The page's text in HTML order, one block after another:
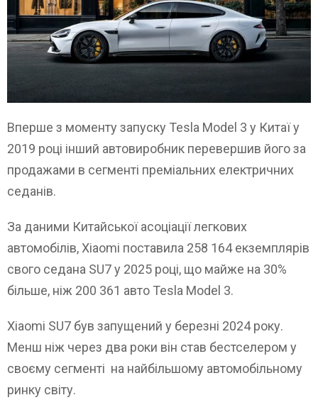
Вперше з моменту запуску Tesla Model 3 у Китаї у
2019 році інший автовиробник перевершив його за
продажами в сегменті преміальних електричних
седанів.
За даними Китайської асоціації легкових
автомобілів, Xiaomi поставила 258 164 екземплярів
свого седана SU7 у 2025 році, що майже на 30%
більше, ніж 200 361 авто Tesla Model 3.
Xiaomi SU7 був запущений у березні 2024 року.
Менш ніж через два роки він став бестселером у
своєму сегменті на найбільшому автомобільному
ринку світу.